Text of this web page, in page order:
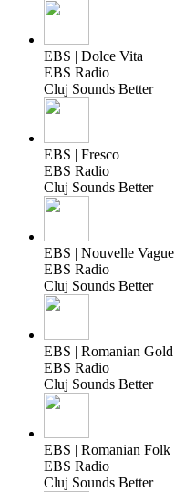
EBS | Dolce Vita
EBS Radio
Cluj Sounds Better
EBS | Fresco
EBS Radio
Cluj Sounds Better
EBS | Nouvelle Vague
EBS Radio
Cluj Sounds Better
EBS | Romanian Gold
EBS Radio
Cluj Sounds Better
EBS | Romanian Folk
EBS Radio
Cluj Sounds Better